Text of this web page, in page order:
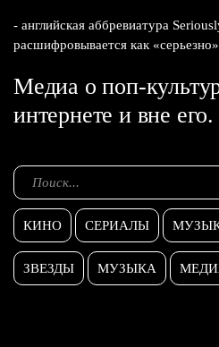
- английская аббревиатура
расшифровывается как
Медиа о поп-
интернете и вне его.
КИНО СЕРИАЛЫ
ЗВЕЗДЫ МУЗЫКА